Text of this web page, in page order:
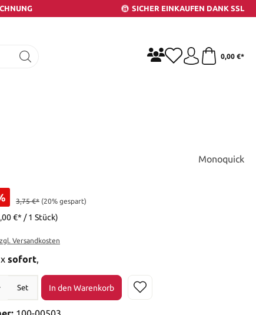
SICHER EINKAUFEN DANK SSL
0,00 €*
Monoquick
3,75 €* (20% gespart)
€* / 1 Stück)
Versandkosten
sofort,
Set In den Warenkorb